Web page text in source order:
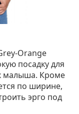
Orange
посадку для
малыша. Кроме
по ширине,
эрго под